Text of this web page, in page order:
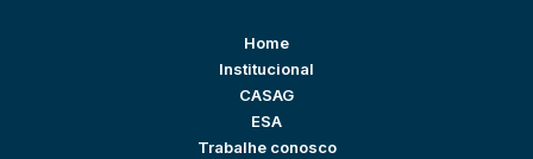
Home
Institucional
CASAG
ESA
Trabalhe conosco